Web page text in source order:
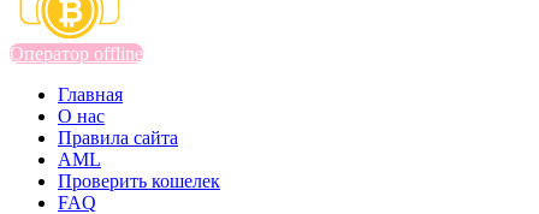
Оператор offline
Главная
О нас
Правила сайта
AML
Проверить кошелек
FAQ